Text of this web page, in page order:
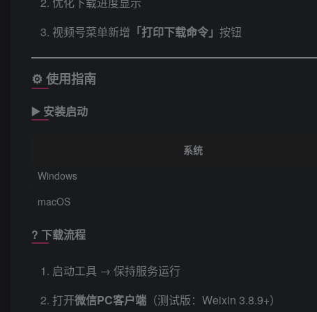
视频号菜单新增 ​「打印下载命令」​ 按钮
⚙️ 使用指南
▶️ ​ 安装启动
系统
Windows
macOS
? ​ 下载流程
启动工具 → 保持服务运行
打开微信PC客户端 ​（测试版：Weixin 3.8.9+）